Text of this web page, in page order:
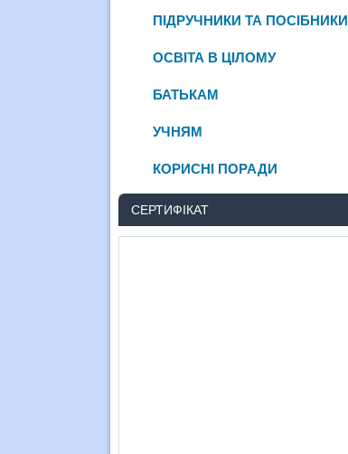
ПІДРУЧНИКИ ТА ПОСІБНИКИ
ОСВІТА В ЦІЛОМУ
БАТЬКАМ
УЧНЯМ
КОРИСНІ ПОРАДИ
СЕРТИФІКАТ